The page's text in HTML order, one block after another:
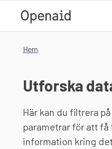
Hem
Utforska
Här kan du filtrera
parametrar för att
information kring